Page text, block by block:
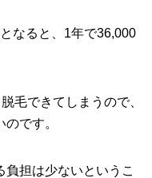
なると、1年で36,000
毛できてしまうので、
です。
担は少ないというこ